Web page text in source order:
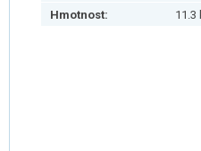
Hmotnost:
11.3